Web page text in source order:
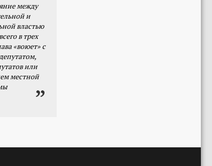
между
и
властью
в трех
«воюет» с
или
местной